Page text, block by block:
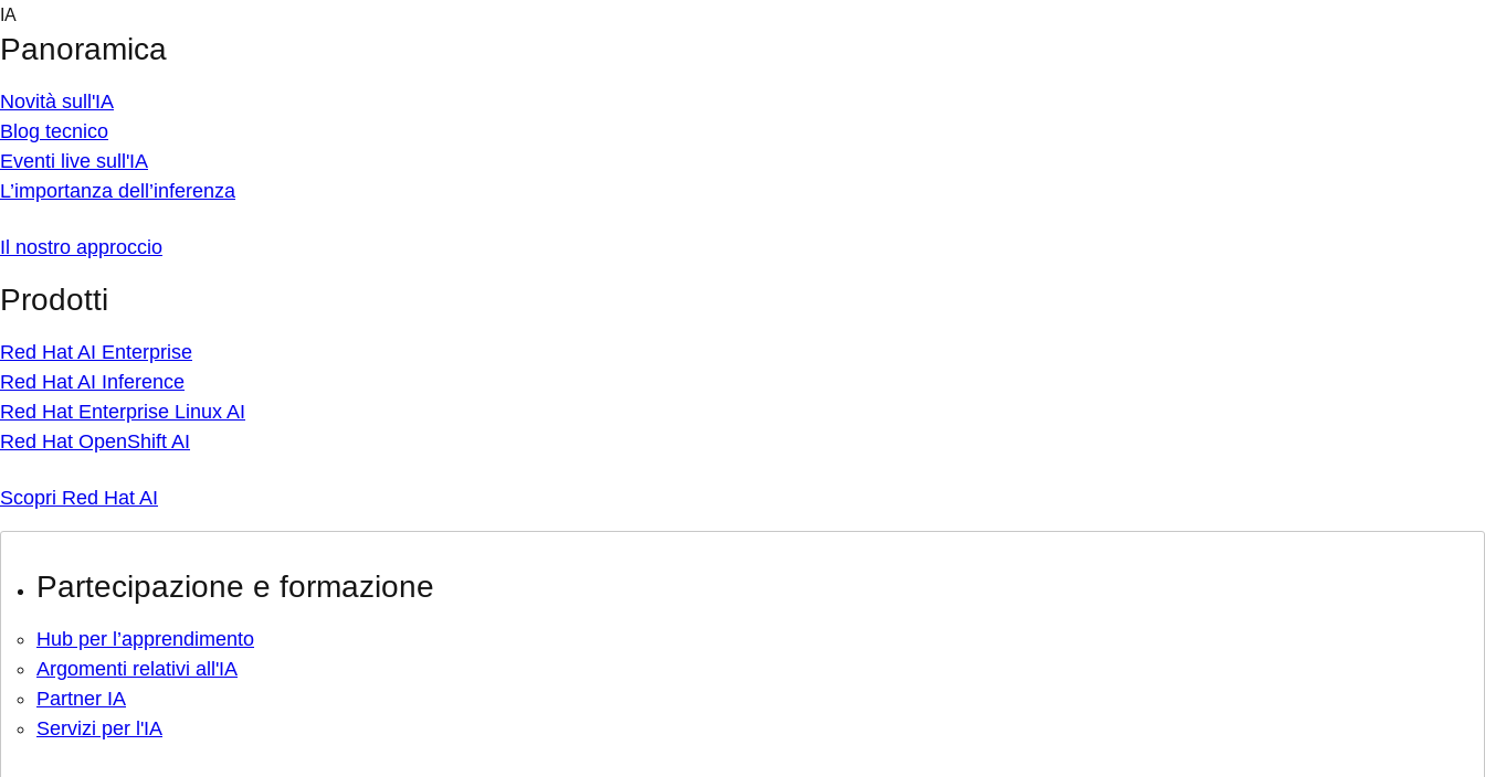
Skip
content
IA
Panoramica
Novità sull'IA
Blog tecnico
Eventi live sull'IA
L’importanza dell’inferenza
Il nostro approccio
Prodotti
Red Hat AI Enterprise
Red Hat AI Inference
Red Hat Enterprise Linux AI
Red Hat OpenShift AI
Scopri Red Hat AI
Partecipazione e formazione
Hub per l’apprendimento
Argomenti relativi all'IA
Partner IA
Servizi per l'IA